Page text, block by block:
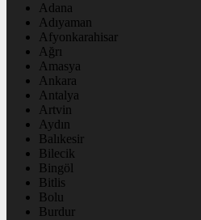
Adana
Adıyaman
Afyonkarahisar
Ağrı
Amasya
Ankara
Antalya
Artvin
Aydın
Balıkesir
Bilecik
Bingöl
Bitlis
Bolu
Burdur